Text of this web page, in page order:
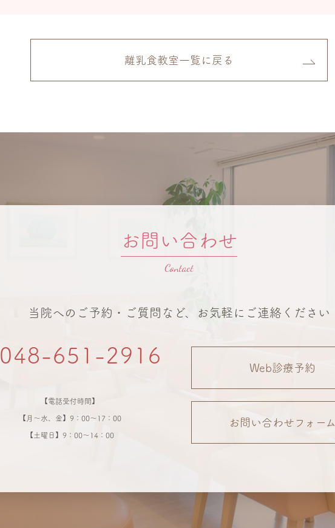
離乳食教室一覧に戻る
お問い合わせ
当院へのご予約・ご質問など、お気軽にご連絡ください
048-651-2916
【電話受付時間】
【月～水、金】9：00～17：00
【土曜日】9：00～14：00
Web診療予約
お問い合わせフォーム